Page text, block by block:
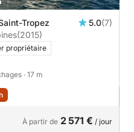
Tropez 5.0(7)
(2015)
propriétaire
· 17 m
À partir de 2 571 € / jour